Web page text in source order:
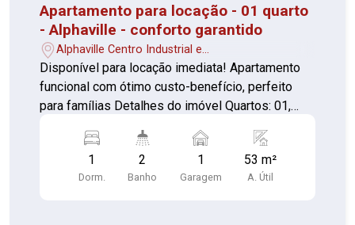
Apartamento para locação - 01 quarto
- Alphaville - conforto garantido
Alphaville Centro Industrial e
Empresarial/Alphaville. - Barueri/SP
Disponível para locação imediata! Apartamento
funcional com ótimo custo-benefício, perfeito
para famílias Detalhes do imóvel Quartos: 01,
ambientes Varanda: área para descanso Cozinha:
com armários Lavanderia: separada Banheiro:
com box de vidro e armário Lavabo Infraestrutura
1
Dorm.
2
Banho
1
Garagem
53 m²
A. Útil